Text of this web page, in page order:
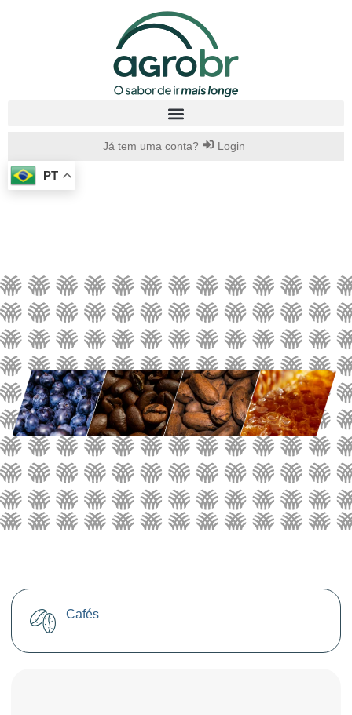
Já tem uma conta? Login
PT
Cafés